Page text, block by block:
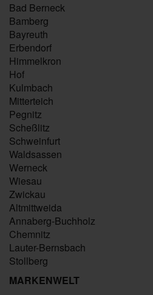
Bad Berneck
Bamberg
Bayreuth
Erbendorf
Himmelkron
Hof
Kulmbach
Mitterteich
Pegnitz
Scheßlitz
Schweinfurt
Waldsassen
Werneck
Wiesau
Zwickau
Altmittweida
Annaberg-Buchholz
Chemnitz
Lauter-Bernsbach
Stollberg
MARKENWELT